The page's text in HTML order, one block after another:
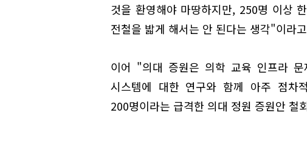
것을 환영해야 마땅하지만, 250명 이상
전철을 밟게 해서는 안 된다는 생각"이라
이어 "의대 증원은 의학 교육 인프라
시스템에 대한 연구와 함께 아주 점차
200명이라는 급격한 의대 정원 증원안 철